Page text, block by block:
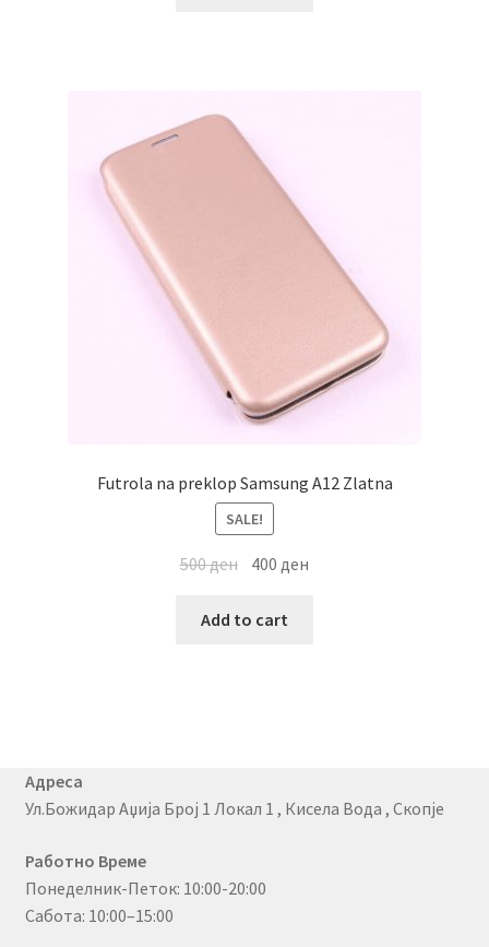
Futrola na preklop Samsung A12 Zlatna
SALE!
500ден 400 ден
Add to cart
Адреса
Ул.Божидар Аџија Број 1 Локал 1 , Кисела Вода , Скопје
Работно Време
Понеделник-Петок: 10:00-20:00
Сабота: 10:00–15:00